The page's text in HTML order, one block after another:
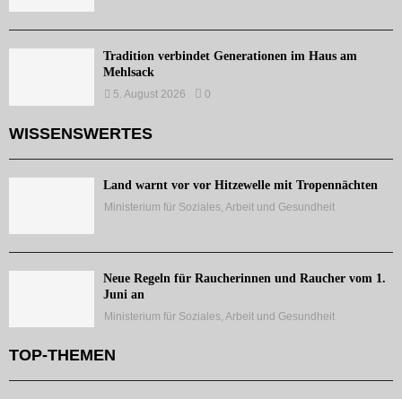
Tradition verbindet Generationen im Haus am
Mehlsack
5. August 2026 0
WISSENSWERTES
Land warnt vor vor Hitzewelle mit Tropennächten
Ministerium für Soziales, Arbeit und Gesundheit
Neue Regeln für Raucherinnen und Raucher vom 1.
Juni an
Ministerium für Soziales, Arbeit und Gesundheit
TOP-THEMEN